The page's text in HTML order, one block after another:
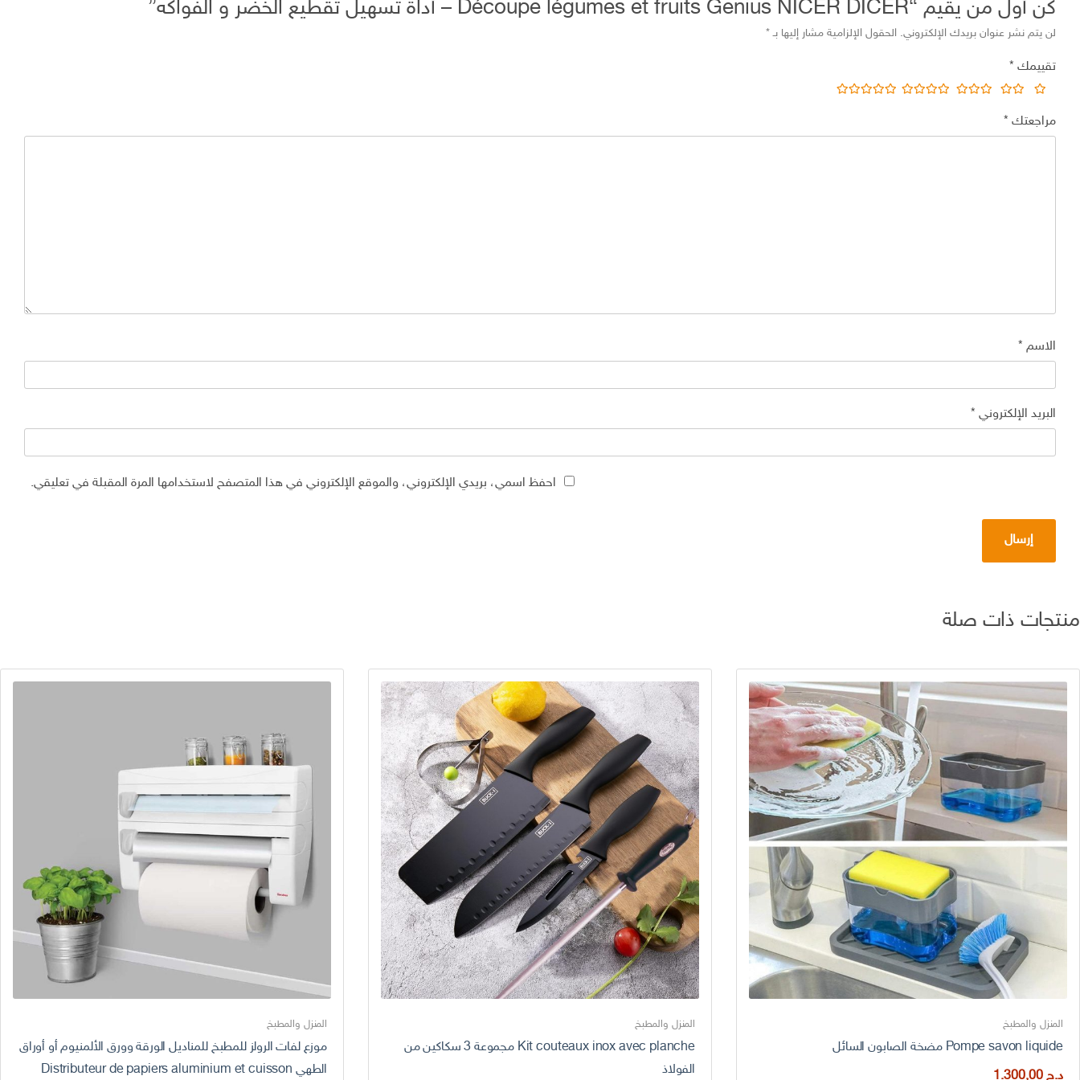
كن أول من يقيم “Découpe légumes et fruits Genius NICER DICER – أداة تسهيل تقطيع الخضر و الفواكه”
لن يتم نشر عنوان بريدك الإلكتروني. الحقول الإلزامية مشار إليها بـ*
تقييمك *
مراجعتك *
الاسم *
البريد الإلكتروني *
احفظ اسمي، بريدي الإلكتروني، والموقع الإلكتروني في هذا المتصفح لاستخدامها المرة المقبلة في تعليقي.
منتجات ذات صلة
المنزل والمطبخ
Pompe savon liquide مضخة الصابون السائل
د.ج
المنزل والمطبخ
Kit couteaux inox avec planche مجموعة 3 سكاكين من
الفولاذ
المنزل والمطبخ
موزع لفات الرولز للمطبخ للمناديل الورقة وورق الألمنيوم أو أوراق
الطهي Distributeur de papiers aluminium et cuisson